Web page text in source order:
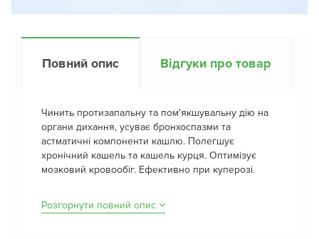
Повний опис Відгуки про товар
Чинить протизапальну та пом'якшувальну дію на
органи дихання, усуває бронхоспазми та
астматичні компоненти кашлю. Полегшує
хронічний кашель та кашель курця. Оптимізує
мозковий кровообіг. Ефективно при куперозі.
Розгорнути повний опис